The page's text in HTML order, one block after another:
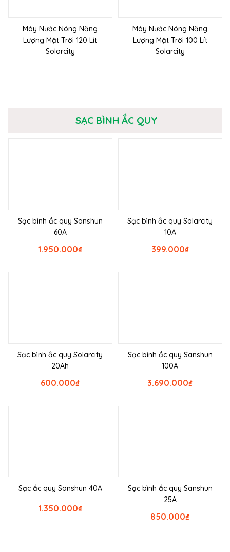
Máy Nước Nóng Năng
Lượng Mặt Trời 120 Lít
Solarcity
Máy Nước Nóng Năng
Lượng Mặt Trời 100 Lít
Solarcity
SẠC BÌNH ẮC QUY
Sạc bình ắc quy Sanshun
60A
₫
1.950.000
Sạc bình ắc quy Solarcity
10A
₫
399.000
Sạc bình ắc quy Solarcity
20Ah
₫
600.000
Sạc bình ắc quy Sanshun
100A
₫
3.690.000
Sạc ắc quy Sanshun 40A
₫
1.350.000
Sạc bình ắc quy Sanshun
25A
₫
850.000